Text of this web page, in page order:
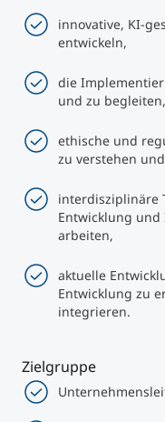
innovative, KI-
entwickeln,
die
und zu begleiten,
ethische und
zu verstehen
interdisziplinäre
Entwicklung
arbeiten,
aktuelle
Entwicklung zu
integrieren.
Zielgruppe